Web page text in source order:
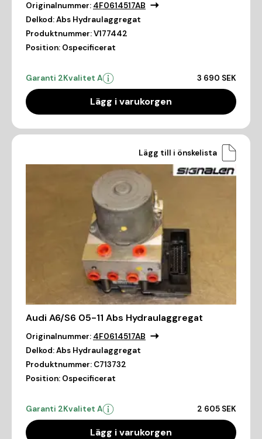
Originalnummer: 4F0614517AB
Delkod:Abs Hydraulaggregat
Produktnummer:V177442
Position: Ospecificerat
Garanti 2Kvalitet A 3 690 SEK
Lägg i varukorgen
Lägg till i önskelista
Audi A6/S6 05-11 Abs Hydraulaggregat
Originalnummer: 4F0614517AB
Delkod:Abs Hydraulaggregat
Produktnummer: C713732
Position: Ospecificerat
Garanti 2Kvalitet A 2 605 SEK
Lägg i varukorgen